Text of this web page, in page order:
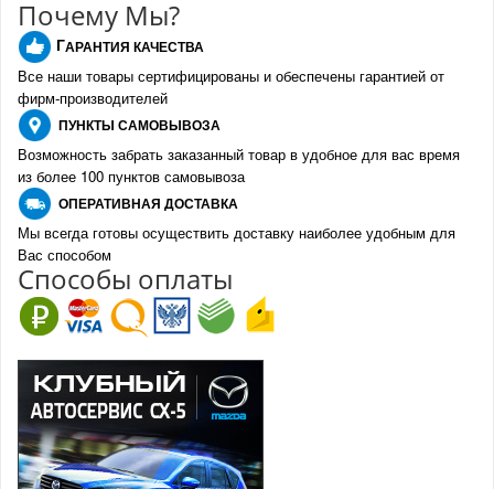
Почему Мы?
ГАРАНТИЯ КАЧЕСТВА
Все наши товары сертифицированы и обеспечены гарантией от
фирм-производителей
ПУНКТЫ САМОВЫВОЗА
Возможность забрать заказанный товар в удобное для вас время
из более 100 пунктов самовывоза
ОПЕРАТИВНАЯ ДОСТАВКА
Мы всегда готовы осуществить доставку наиболее удобным для
Вас способом
Способы оплаты